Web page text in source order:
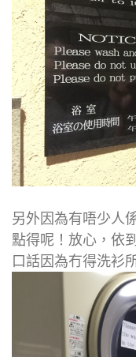
另外因為有唔少人
點得呢！放心，依
口話因為冇得洗衫